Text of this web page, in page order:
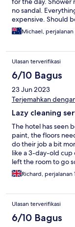
no sandal.
expensive. Should
Michael, perjalanan
Ulasan terverifikasi
6/10 Bagus
23 Jun 2023
Terjemahkan
Lazy cleaning
The hotel has seen
paint, the floors
do their job a bit
like a 3-day-old
left the room to go
find they had only
much else in 3
Richard, perjalanan
Ulasan terverifikasi
6/10 Bagus